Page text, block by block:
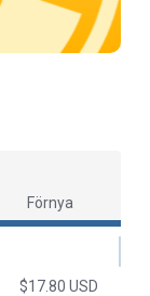
Förnya
$17.80 USD